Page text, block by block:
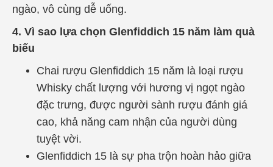
ngào, vô cùng dễ uống.
4. Vì sao lựa chọn Glenfiddich 15 năm làm quà
biếu
Chai rượu Glenfiddich 15 năm là loại rượu
Whisky chất lượng với hương vị ngọt ngào
đặc trưng, được người sành rượu đánh giá
cao, khả năng cam nhận của người dùng
tuyệt vời.
Glenfiddich 15 là sự pha trộn hoàn hảo giữa